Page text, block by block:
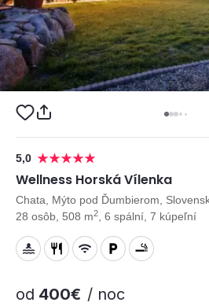
5,0
Wellness Horská Vílenka
Chata, Mýto pod Ďumbierom,
28 osôb, 508 m2 , 6 spální, 7 kúpeľní
od 400€ / noc